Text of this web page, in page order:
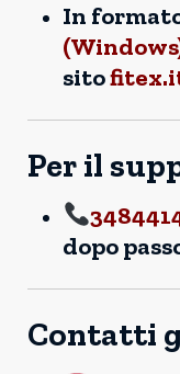
In
sito
Per il
dopo
Contatti